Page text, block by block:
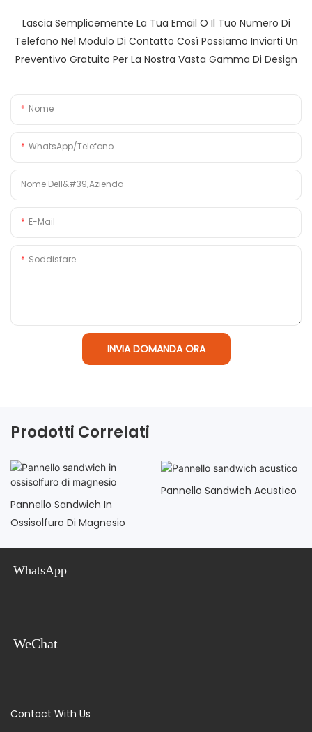
Lascia Semplicemente La Tua Email O Il Tuo Numero Di
Telefono Nel Modulo Di Contatto Così Possiamo Inviarti Un
Preventivo Gratuito Per La Nostra Vasta Gamma Di Design
Nome
WhatsApp/Telefono
Nome Dell&#39;azienda
E-Mail
Soddisfare
INVIA DOMANDA ORA
Prodotti Correlati
Pannello Sandwich In
Ossisolfuro Di Magnesio
Pannello Sandwich Acustico
WhatsApp
WeChat
Contact With Us